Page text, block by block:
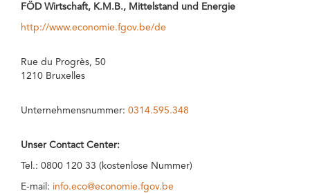
FÖD Wirtschaft, K.M.B., Mittelstand und Energie
http://www.economie.fgov.be/de
Rue du Progrès, 50
1210 Bruxelles
Unternehmensnummer: 0314.595.348
Unser Contact Center:
Tel.: 0800 120 33 (kostenlose Nummer)
E-mail: info.eco@economie.fgov.be